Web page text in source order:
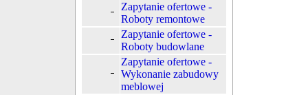
Zapytanie ofertowe -
Roboty remontowe
Zapytanie ofertowe -
Roboty budowlane
Zapytanie ofertowe -
Wykonanie zabudowy
meblowej